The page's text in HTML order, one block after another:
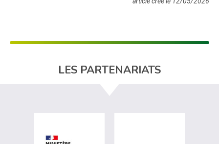
LES PARTENARIATS